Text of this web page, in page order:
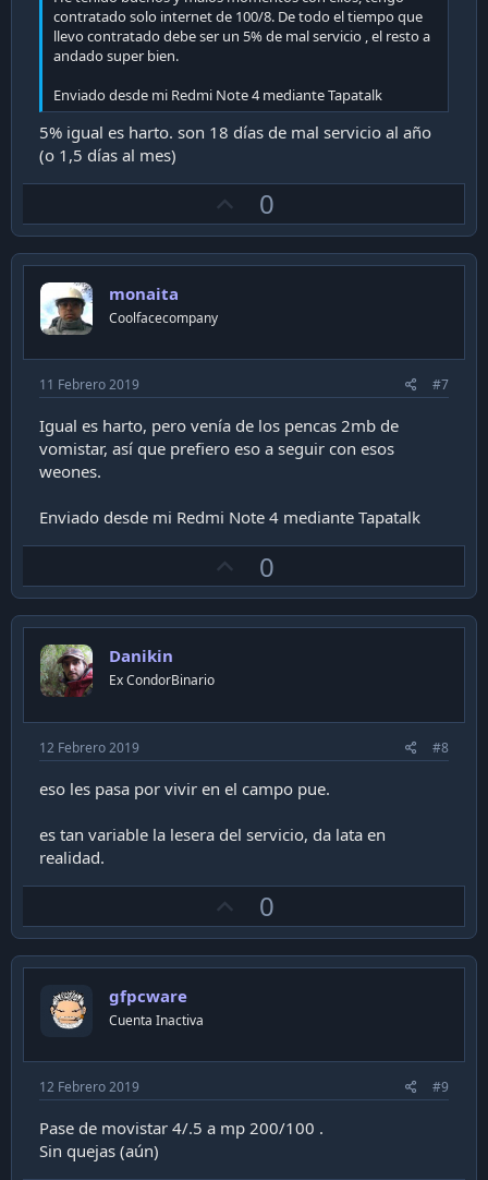
contratado solo internet de 100/8. De todo el tiempo que
llevo contratado debe ser un 5% de mal servicio , el resto a
andado super bien.
Enviado desde mi Redmi Note 4 mediante Tapatalk
5% igual es harto. son 18 días de mal servicio al año
(o 1,5 días al mes)
p
v
0
monaita
Coolfacecompany
11 Febrero 2019 #7
Igual es harto, pero venía de los pencas 2mb de
vomistar, así que prefiero eso a seguir con esos
weones.
Enviado desde mi Redmi Note 4 mediante Tapatalk
p
v
0
Danikin
Ex CondorBinario
12 Febrero 2019 #8
eso les pasa por vivir en el campo pue.
es tan variable la lesera del servicio, da lata en
realidad.
p
v
0
gfpcware
Cuenta Inactiva
12 Febrero 2019 #9
Pase de movistar 4/.5 a mp 200/100 .
Sin quejas (aún)